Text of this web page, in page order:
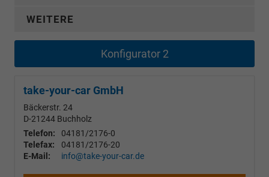
WEITERE
Konfigurator 2
take-your-car GmbH
Bäckerstr. 24
D-21244 Buchholz
Telefon:
04181/2176-0
Telefax:
04181/2176-20
E-Mail:
info@take-your-car.de